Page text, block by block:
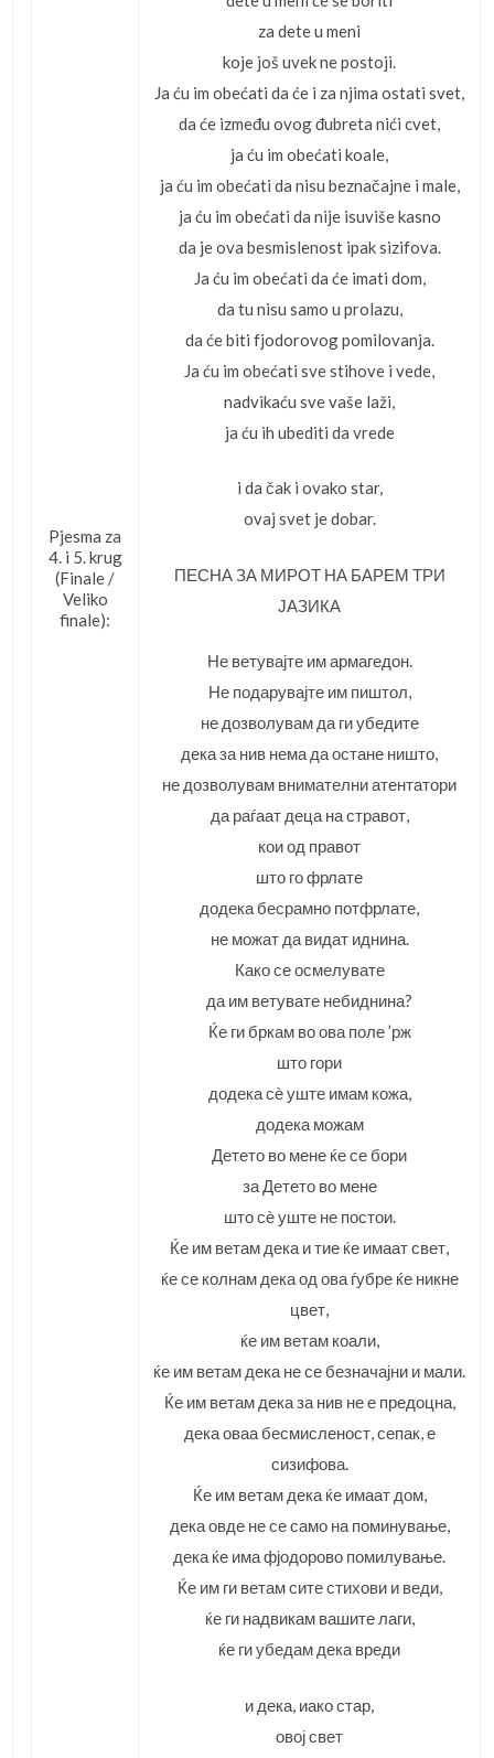
Pjesma za
4. i 5. krug
(Finale /
Veliko
finale):
za dete u meni
koje još uvek ne postoji.
Ja ću im obećati da će i za njima ostati svet,
da će između ovog đubreta nići cvet,
ja ću im obećati koale,
ja ću im obećati da nisu beznačajne i male,
ja ću im obećati da nije isuviše kasno
da je ova besmislenost ipak sizifova.
Ja ću im obećati da će imati dom,
da tu nisu samo u prolazu,
da će biti fjodorovog pomilovanja.
Ja ću im obećati sve stihove i vede,
nadvikaću sve vaše laži,
ja ću ih ubediti da vrede
i da čak i ovako star,
ovaj svet je dobar.
ПЕСНА ЗА МИРОТ НА БАРЕМ ТРИ
ЈАЗИКА
Не ветувајте им армагедон.
Не подарувајте им пиштол,
не дозволувам да ги убедите
дека за нив нема да остане ништо,
не дозволувам внимателни атентатори
да раѓаат деца на стравот,
кои од правот
што го фрлате
додека бесрамно потфрлате,
не можат да видат иднина.
Како се осмелувате
да им ветувате небиднина?
Ќе ги бркам во ова поле ’рж
што гори
додека сѐ уште имам кожа,
додека можам
Детето во мене ќе се бори
за Детето во мене
што сѐ уште не постои.
Ќе им ветам дека и тие ќе имаат свет,
ќе се колнам дека од ова ѓубре ќе никне
цвет,
ќе им ветам коали,
ќе им ветам дека не се безначајни и мали.
Ќе им ветам дека за нив не е предоцна,
дека оваа бесмисленост, сепак, е
сизифова.
Ќе им ветам дека ќе имаат дом,
дека овде не се само на поминување,
дека ќе има фјодорово помилување.
Ќе им ги ветам сите стихови и веди,
ќе ги надвикам вашите лаги,
ќе ги убедам дека вреди
и дека, иако стар,
овој свет